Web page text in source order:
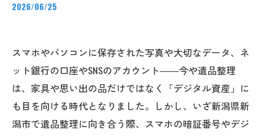
2026/06/25
スマホやパソコンに保存された写真や大切なデータ、ネ
ット銀行の口座やSNSのアカウント――今や遺品整理
は、家具や思い出の品だけではなく「デジタル資産」に
も目を向ける時代となりました。しかし、いざ新潟県新
潟市で遺品整理に向き合う際、スマホの暗証番号やデジ